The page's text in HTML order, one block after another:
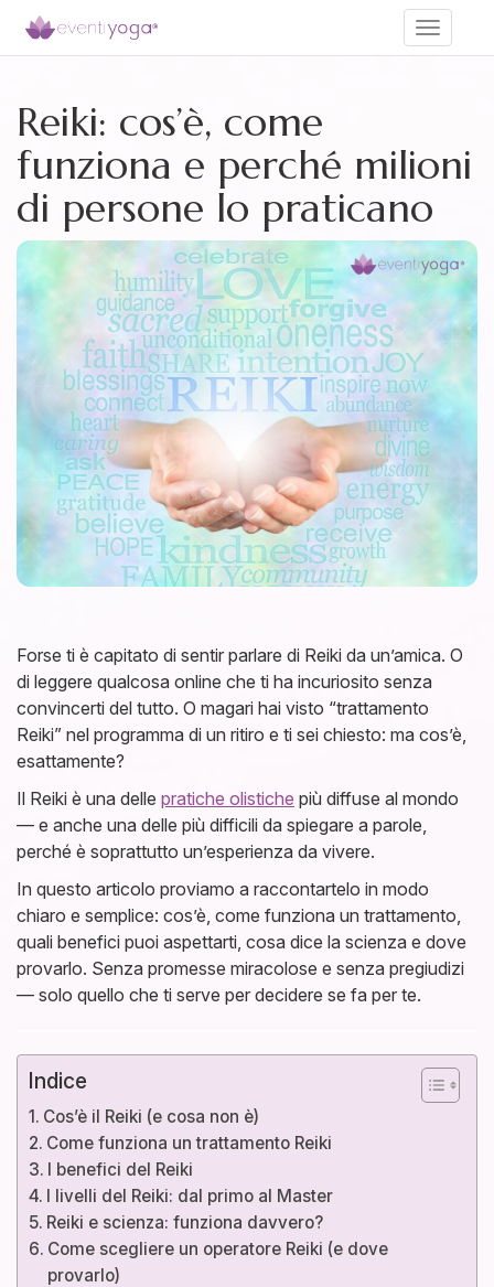
Toggle
Reiki: cos’è, come
funziona e perché milioni
di persone lo praticano
Forse ti è capitato di sentir parlare di Reiki da un’amica. O
di leggere qualcosa online che ti ha incuriosito senza
convincerti del tutto. O magari hai visto “trattamento
Reiki” nel programma di un ritiro e ti sei chiesto: ma cos’è,
esattamente?
Il Reiki è una delle pratiche olistiche più diffuse al mondo
— e anche una delle più difficili da spiegare a parole,
perché è soprattutto un’esperienza da vivere.
In questo articolo proviamo a raccontartelo in modo
chiaro e semplice: cos’è, come funziona un trattamento,
quali benefici puoi aspettarti, cosa dice la scienza e dove
provarlo. Senza promesse miracolose e senza pregiudizi
— solo quello che ti serve per decidere se fa per te.
Indice
Cos’è il Reiki (e cosa non è)
Come funziona un trattamento Reiki
I benefici del Reiki
I livelli del Reiki: dal primo al Master
Reiki e scienza: funziona davvero?
Come scegliere un operatore Reiki (e dove
provarlo)